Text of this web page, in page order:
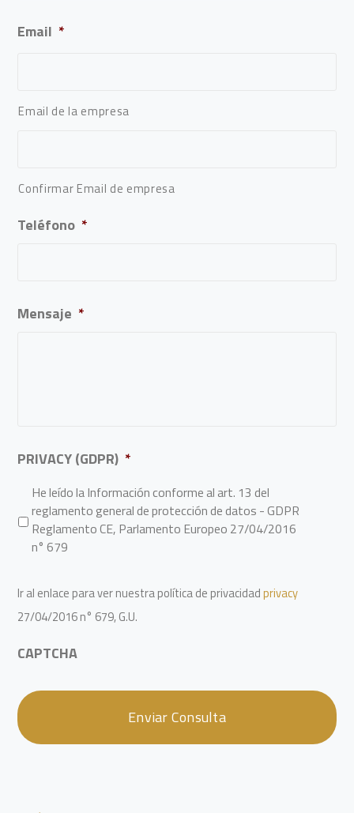
Email *
Email de la empresa
Confirmar Email de empresa
Teléfono *
Mensaje *
PRIVACY (GDPR) *
He leído la Información conforme al art. 13 del
reglamento general de protección de datos - GDPR
Reglamento CE, Parlamento Europeo 27/04/2016
n° 679
Ir al enlace para ver nuestra política de privacidadprivacy
27/04/2016 n° 679, G.U.
CAPTCHA